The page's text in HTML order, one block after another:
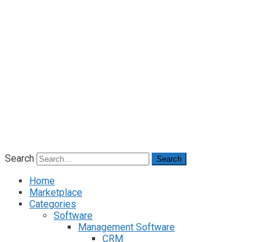
Search Search
Home
Marketplace
Categories
Software
Management Software
CRM